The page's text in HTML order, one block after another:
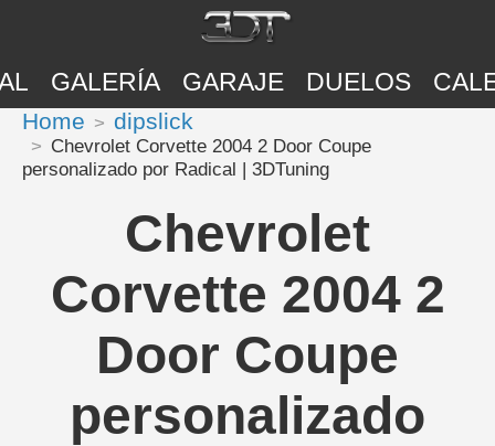
GALERÍA GARAJE DUELOS
Home dipslick
Chevrolet Corvette 2004 2 Door Coupe
personalizado por Radical | 3DTuning
Chevrolet
Corvette 2004 2
Door Coupe
personalizado